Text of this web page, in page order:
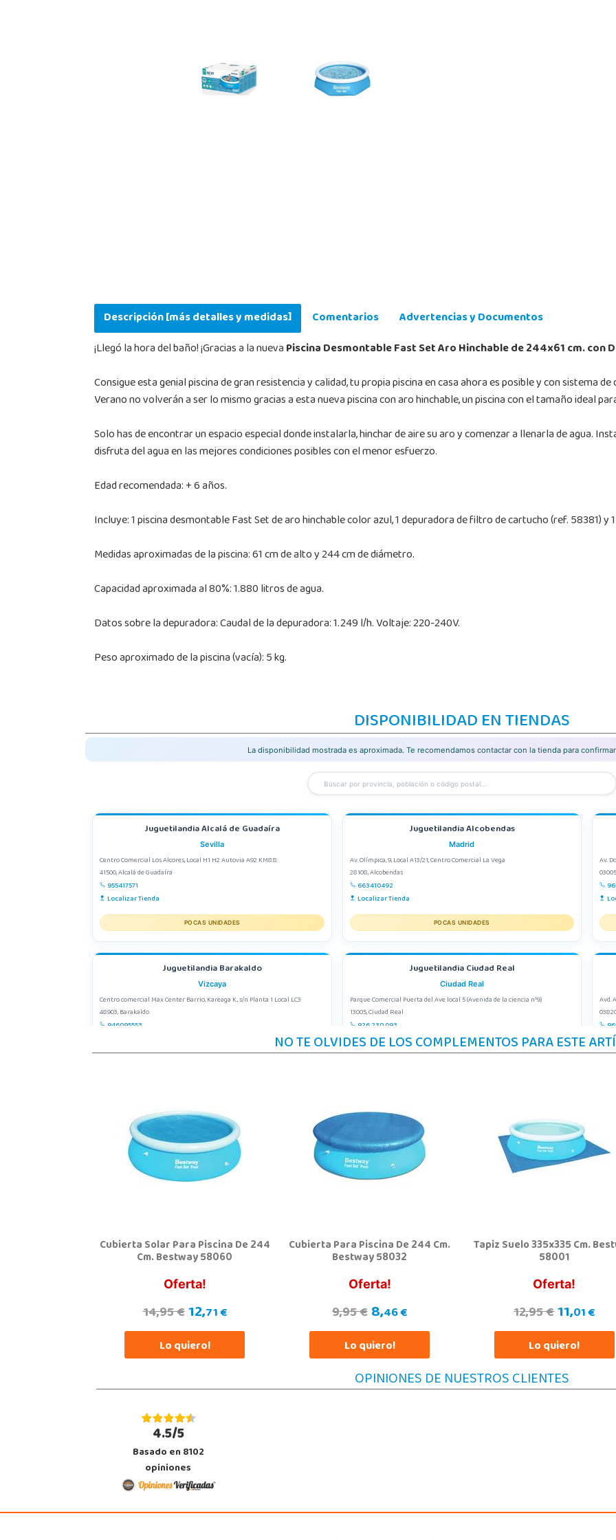
Descripción [más detalles y medidas] Comentarios
Advertencias y Documentos
¡Llegó la hora del baño! ¡Gracias a la nuevaPiscina Desmontable Fast Set Aro Hinchable de 244x61 cm. con
Consigue esta genial piscina de gran resistencia y calidad, tu propia piscina en casa ahora es posible y con sistema
Verano no volverán a ser lo mismo gracias a esta nueva piscina con aro hinchable, un piscina con el tamaño ideal
Solo has de encontrar un espacio especial donde instalarla, hinchar de aire su aro y comenzar a llenarla de agua.
disfruta del agua en las mejores condiciones posibles con el menor esfuerzo.
Edad recomendada: + 6 años.
Incluye: 1 piscina desmontable Fast Set de aro hinchable color azul, 1 depuradora de filtro de cartucho (ref. 58381) y
Medidas aproximadas de la piscina: 61 cm de alto y 244 cm de diámetro.
Capacidad aproximada al 80%: 1.880 litros de agua.
Datos sobre la depuradora: Caudal de la depuradora: 1.249 l/h. Voltaje: 220-240V.
Peso aproximado de la piscina (vacía): 5 kg.
DISPONIBILIDAD EN TIENDAS
La disponibilidad mostrada es aproximada. Te recomendamos contactar con la tienda para
Juguetilandia Alcalá de Guadaíra
Sevilla
Centro Comercial Los Alcores, Local H1 H2 Autovia A92 KM8.8
41500, Alcalá de Guadaíra
955417571
Localizar Tienda
POCAS UNIDADES
Juguetilandia Alcobendas
Madrid
Av. Olímpica, 9, Local A13/21, Centro Comercial La Vega
28108, Alcobendas
663410492
Localizar Tienda
POCAS UNIDADES
Av.
Juguetilandia Barakaldo
Vizcaya
Centro comercial Max Center Barrio, Kareaga K., s/n Planta 1 Local LC3
48903, Barakaldo
946095553
Juguetilandia Ciudad Real
Ciudad Real
Parque Comercial Puerta del Ave local 5 (Avenida de la ciencia nº9)
13005, Ciudad Real
926 230 093
Localizar Tienda
Avd.
Juguetilandia Collado Villalba
Madrid
C/Jade, 8, Centro Empresarial Sierra Norte, P-29
28400, Collado Villalba
918 406 791
Localizar Tienda
C/ INGENIERO JUAN DE LA CIERVA 1 Polígono Industrial La Torrecilla
14013, Córdoba
957299329
Localizar Tienda
Juguetilandia Finestrat
Alicante
966889639
Localizar Tienda
STOCK DISPONIBLE
Juguetilandia Gines
Av. del Trabajo, 1 Local L1- C
41960, Gines
955605259
Localizar Tienda
Juguetilandia Leganés
Parque comercial Plaza Nueva, Avenida Puerta del Sol 2, mediana 2-A
Localizar Tienda
STOCK DISPONIBLE
Juguetilandia Lugo
NO TE OLVIDES DE LOS COMPLEMENTOS PARA ESTE
Cubierta Solar Para Piscina De 244
Cm. Bestway 58060
Oferta!
14,95 €12,71 €
Lo quiero!
Cubierta Para Piscina De 244 Cm.
Bestway 58032
Oferta!
9,95 €8,46 €
Lo quiero!
Tapiz Suelo 335x335 Cm.
58001
Oferta!
12,95 €11,01 €
Lo quiero!
OPINIONES DE NUESTROS CLIENTES
4.5/5
Basado en 8102
opiniones